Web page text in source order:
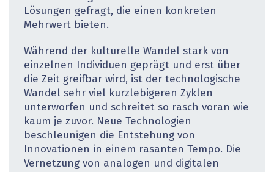
Lösungen gefragt, die einen konkreten
Mehrwert bieten.
Während der kulturelle Wandel stark von
einzelnen Individuen geprägt und erst über
die Zeit greifbar wird, ist der technologische
Wandel sehr viel kurzlebigeren Zyklen
unterworfen und schreitet so rasch voran wie
kaum je zuvor. Neue Technologien
beschleunigen die Entstehung von
Innovationen in einem rasanten Tempo. Die
Vernetzung von analogen und digitalen